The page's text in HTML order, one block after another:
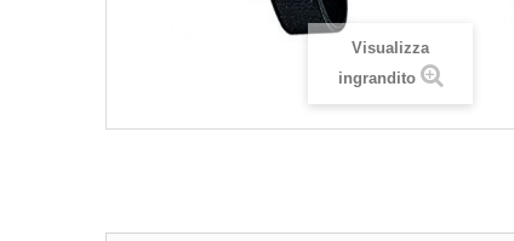
Visualizza
ingrandito